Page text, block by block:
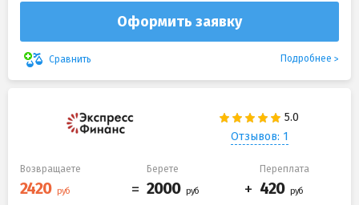
Оформить заявку
Сравнить Подробнее
Отзывов: 1
Возвращаете Берете Переплата